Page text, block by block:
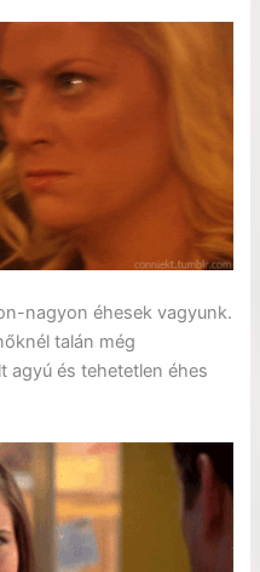
nagyon éhesek vagyunk.
talán még
agyú és tehetetlen éhes